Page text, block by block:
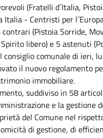
(Fratelli d´Italia,
Italia - Centristi per
contrari (Pistoia Sorride,
libero) e 5 astenuti
consiglio comunale di ieri,
il nuovo regolamento
immobiliare.
suddiviso in 58
e la gestione
del Comune nel
di gestione, di